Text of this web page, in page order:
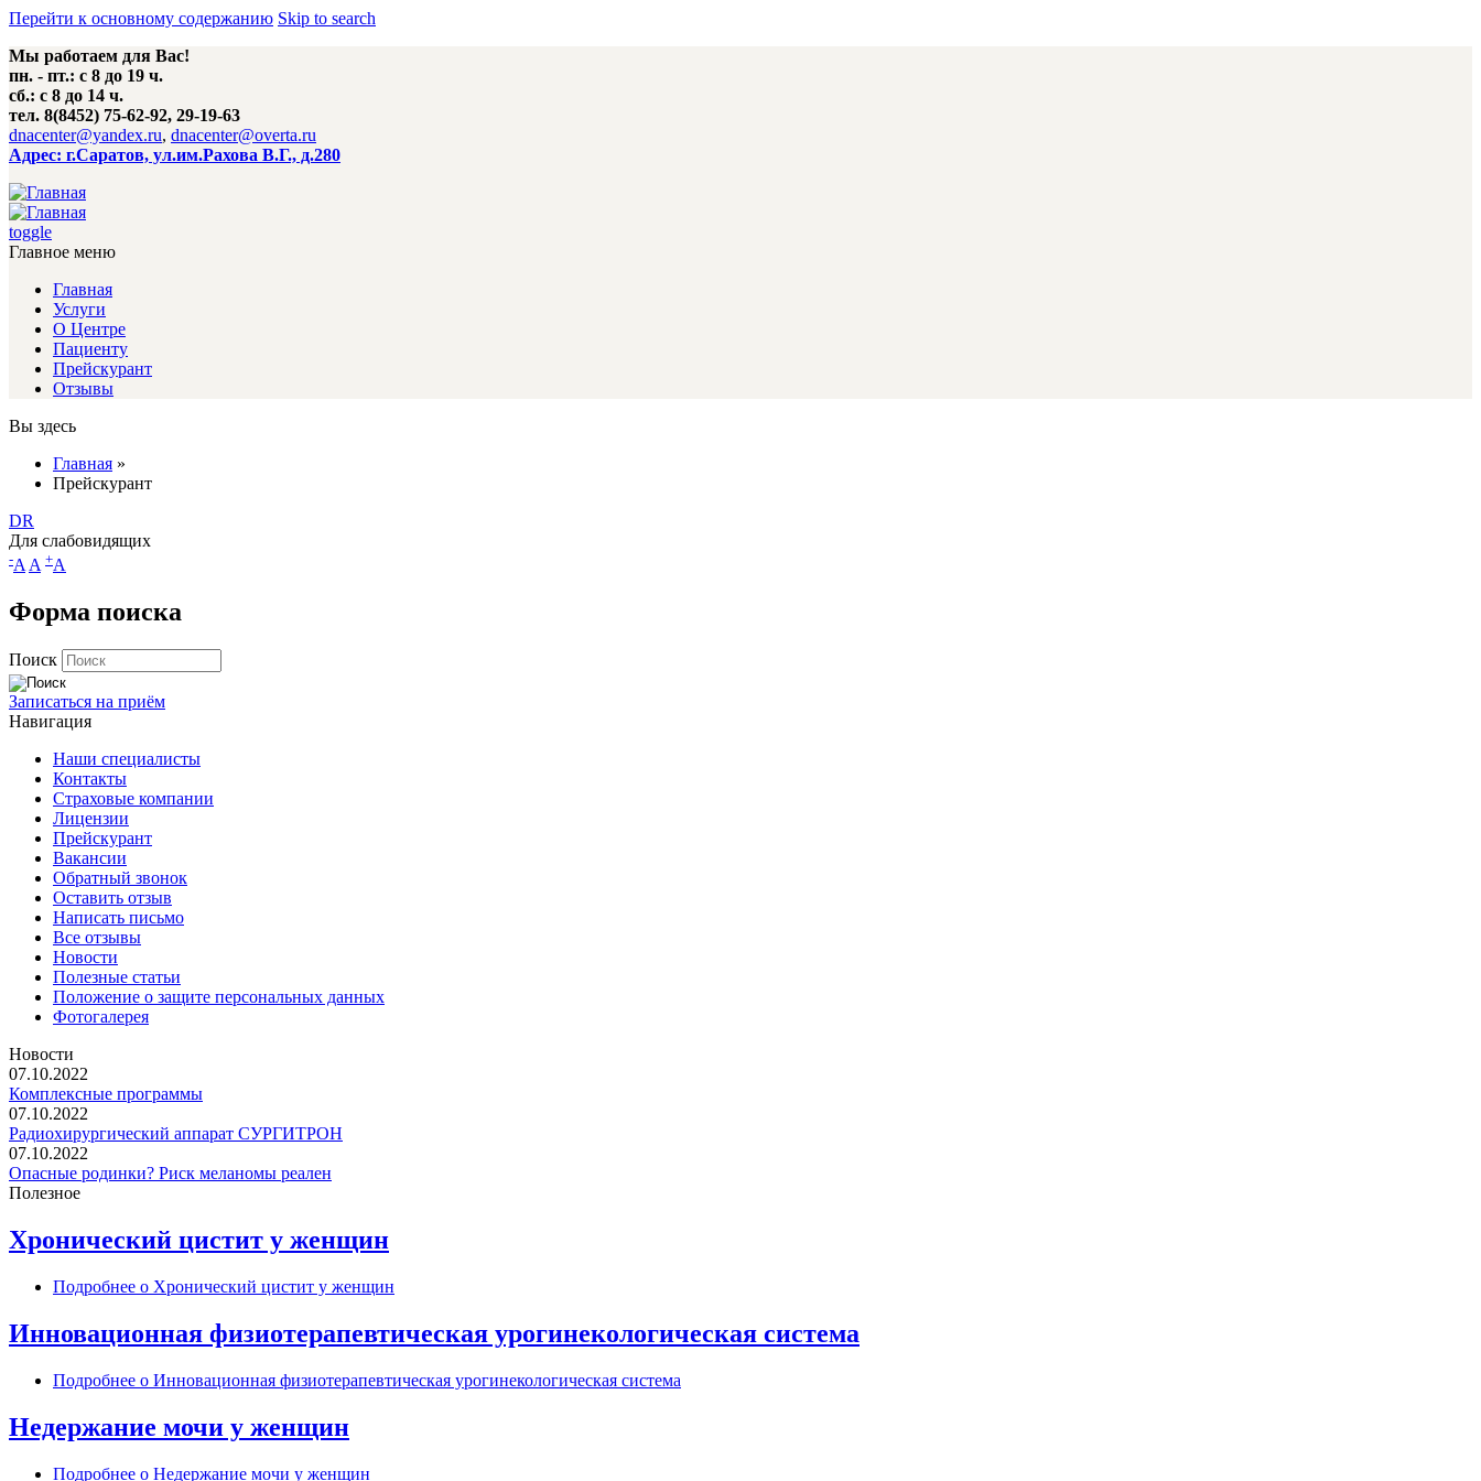
Перейти к основному содержанию Skip to search
Мы работаем для Вас!
пн. - пт.: с 8 до 19 ч.
сб.: с 8 до 14 ч.
тел. 8(8452) 75-62-92, 29-19-63
dnacenter@yandex.ru, dnacenter@overta.ru
Адрес: г.Саратов, ул.им.Рахова В.Г., д.280
toggle
Главное меню
Главная
Услуги
О Центре
Пациенту
Прейскурант
Отзывы
Вы здесь
Главная »
Прейскурант
DR
Для слабовидящих
-A A +A
Форма поиска
Поиск
Записаться на приём
Навигация
Наши специалисты
Контакты
Страховые компании
Лицензии
Прейскурант
Вакансии
Обратный звонок
Оставить отзыв
Написать письмо
Все отзывы
Новости
Полезные статьи
Положение о защите персональных данных
Фотогалерея
Новости
07.10.2022
Комплексные программы
07.10.2022
Радиохирургический аппарат СУРГИТРОН
07.10.2022
Опасные родинки? Риск меланомы реален
Полезное
Хронический цистит у женщин
Подробнее о Хронический цистит у женщин
Инновационная физиотерапевтическая урогинекологическая система
Подробнее о Инновационная физиотерапевтическая урогинекологическая система
Недержание мочи у женщин
Подробнее о Недержание мочи у женщин